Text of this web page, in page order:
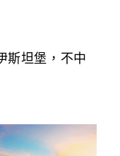
斯坦堡，不中